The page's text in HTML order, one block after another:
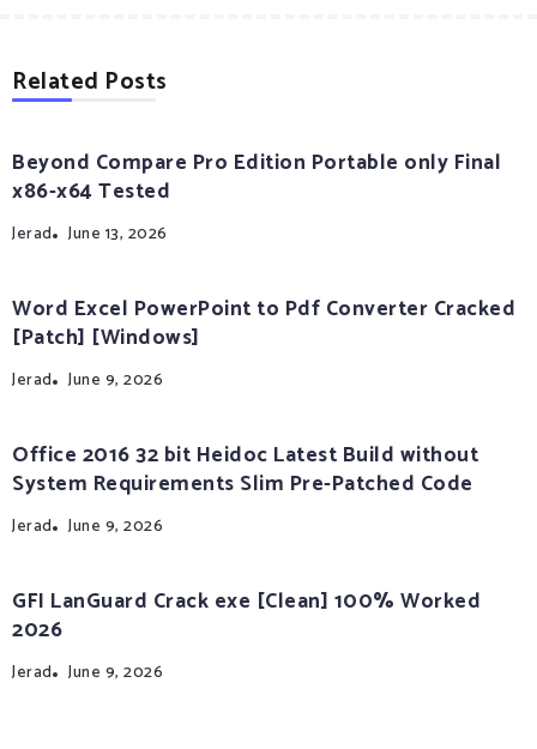
Related Posts
Beyond Compare Pro Edition Portable only Final
x86-x64 Tested
Jerad June 13, 2026
Word Excel PowerPoint to Pdf Converter Cracked
[Patch] [Windows]
Jerad June 9, 2026
Office 2016 32 bit Heidoc Latest Build without
System Requirements Slim Pre-Patched Code
Jerad June 9, 2026
GFI LanGuard Crack exe [Clean] 100% Worked
2026
Jerad June 9, 2026